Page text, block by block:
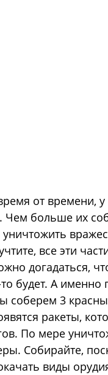
от времени, у
Чем больше их
все эти
догадаться,
будет. А
соберем 3
ракеты,
По мере
Собирайте,
виды